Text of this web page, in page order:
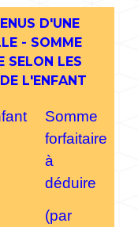
D'UNE
- SOMME
SELON LES
L'ENFANT
Somme
forfaitaire
à
déduire
(par